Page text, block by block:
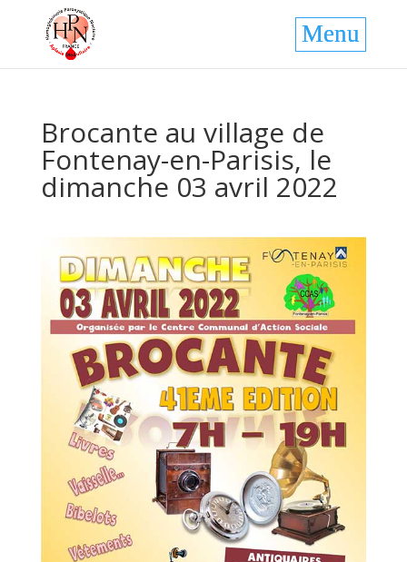
Brocante au village de
Fontenay-en-Parisis, le
dimanche 03 avril 2022